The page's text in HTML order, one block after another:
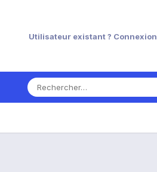
Utilisateur existant ? Connexion